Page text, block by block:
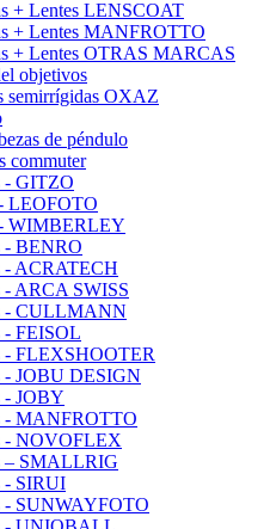
+ Lentes LENSCOAT
+ Lentes MANFROTTO
+ Lentes OTRAS MARCAS
objetivos
semirrígidas OXAZ
de péndulo
commuter
- GITZO
LEOFOTO
WIMBERLEY
- BENRO
- ACRATECH
- ARCA SWISS
- CULLMANN
- FEISOL
- FLEXSHOOTER
- JOBU DESIGN
- JOBY
- MANFROTTO
- NOVOFLEX
– SMALLRIG
- SIRUI
- SUNWAYFOTO